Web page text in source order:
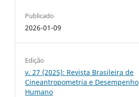
Publicado
2026-01-09
Edição
v. 27 (2025): Revista Brasileira de
Cineantropometria e Desempenho
Humano